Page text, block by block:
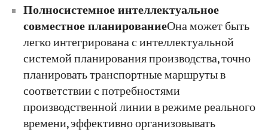
Полносистемное интеллектуальное
совместное планированиеОна может быть
легко интегрирована с интеллектуальной
системой планирования производства, точно
планировать транспортные маршруты в
соответствии с потребностями
производственной линии в режиме реального
времени, эффективно организовывать